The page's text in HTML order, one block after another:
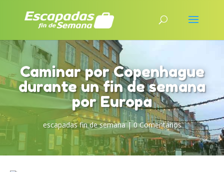
Caminar por Copenhague
durante un fin de semana
por Europa
escapadas fin de semana|0 Comentarios